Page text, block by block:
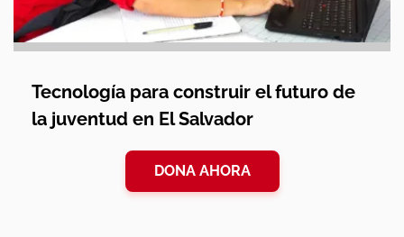
Tecnología para construir el futuro de
la juventud en El Salvador
DONA AHORA